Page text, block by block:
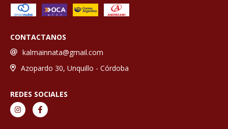
CONTACTANOS
kalmainnata@gmail.com
Azopardo 30, Unquillo - Córdoba
REDES SOCIALES